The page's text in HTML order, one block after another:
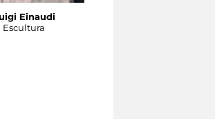
Einaudi
Escultura